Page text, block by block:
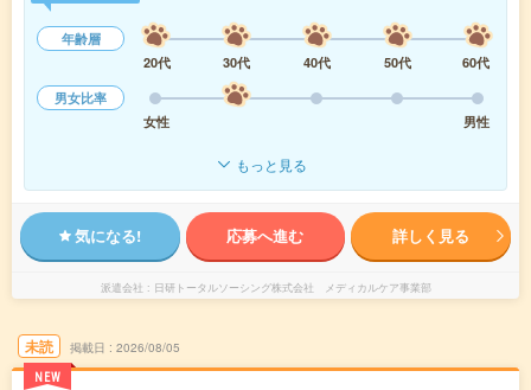
年齢層
20代
30代 40代 50代
60代
男女比率
女性
男性
もっと見る
気になる! 応募へ進む 詳しく見る
派遣会社 日研トータルソーシング株式会社 メディカルケア事業部
未読
NEW
掲載日 2026/08/05